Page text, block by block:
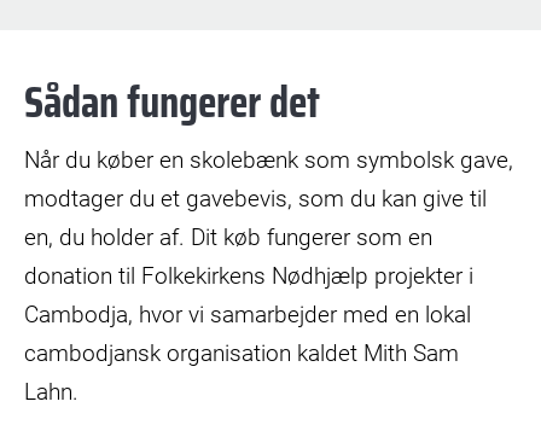
Sådan fungerer det
Når du køber en skolebænk som symbolsk gave,
modtager du et gavebevis, som du kan give til
en, du holder af. Dit køb fungerer som en
donation til Folkekirkens Nødhjælp projekter i
Cambodja, hvor vi samarbejder med en lokal
cambodjansk organisation kaldet Mith Sam
Lahn.